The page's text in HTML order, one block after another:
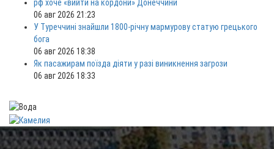
рф хоче «вийти на кордони» Донеччини
06 авг 2026 21:23
У Туреччині знайшли 1800-річну мармурову статую грецького
бога
06 авг 2026 18:38
Як пасажирам поїзда діяти у разі виникнення загрози
06 авг 2026 18:33